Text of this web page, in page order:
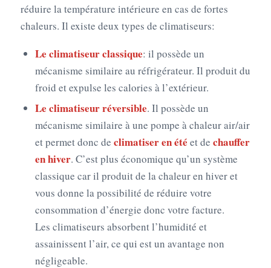
réduire la température intérieure en cas de fortes
chaleurs. Il existe deux types de climatiseurs:
Le climatiseur classique: il possède un
mécanisme similaire au réfrigérateur. Il produit du
froid et expulse les calories à l’extérieur.
Le climatiseur réversible. Il possède un
mécanisme similaire à une pompe à chaleur air/air
et permet donc de climatiser en été et de chauffer
en hiver. C’est plus économique qu’un système
classique car il produit de la chaleur en hiver et
vous donne la possibilité de réduire votre
consommation d’énergie donc votre facture.
Les climatiseurs absorbent l’humidité et
assainissent l’air, ce qui est un avantage non
négligeable.